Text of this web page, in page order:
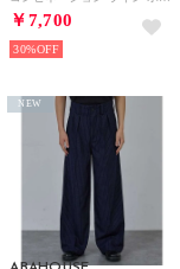
￥7,700
30%
NEW